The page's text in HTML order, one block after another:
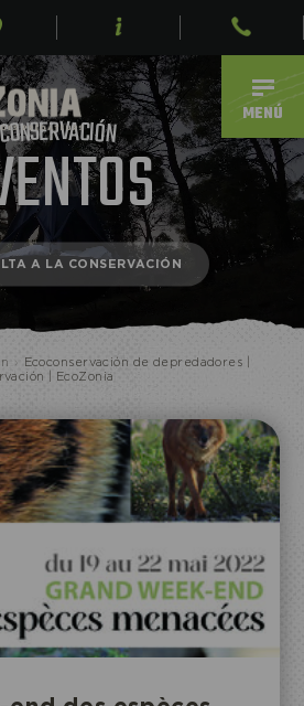
MENÚ
ONSERVACIÓN
A LA CONSERVACIÓN
›
Ecoconservación de depredadores |
| EcoZonia